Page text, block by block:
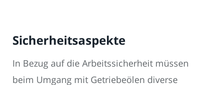
Sicherheitsaspekte
In Bezug auf die Arbeitssicherheit müssen
beim Umgang mit Getriebeölen diverse